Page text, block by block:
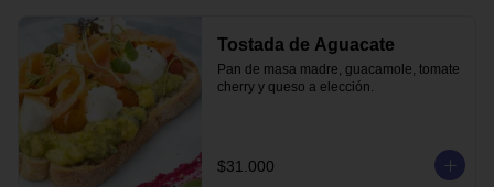
Tostada de Aguacate
Pan de masa madre, guacamole, tomate
cherry y queso a elección.
$31.000